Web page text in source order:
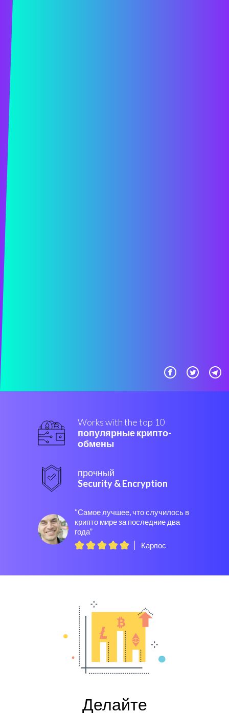
Works with the top 10
популярные крипто-
обмены
прочный
Security & Encryption
“Самое лучшее, что случилось в
крипто мире за последние два
года”
Карлос
Делайте